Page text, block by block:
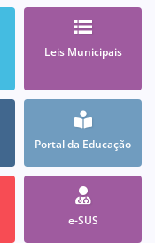
Leis Municipais
Portal da Educação
e-SUS